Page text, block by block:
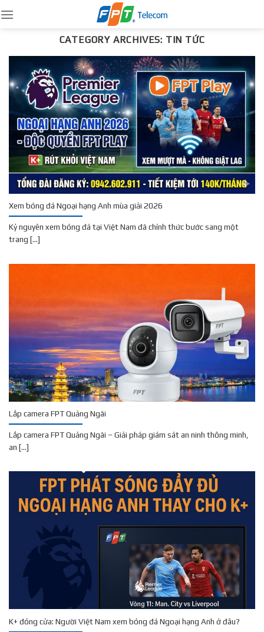
to
CATEGORY ARCHIVES: TIN TỨC
Xem bóng đá Ngoại hạng Anh mùa giải 2026
Kỷ nguyên xem bóng đá tại Việt Nam đã chính thức bước sang một
trang [...]
Lắp camera FPT Quảng Ngãi
Lắp camera FPT Quảng Ngãi – Giải pháp giám sát an ninh thông minh,
an [...]
K+ đóng cửa: Người Việt Nam xem bóng đá Ngoại hạng Anh ở đâu?